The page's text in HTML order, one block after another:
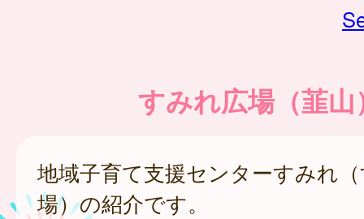
すみれ広場（韮山
地域子育て支援センターすみれ
場）の紹介です。